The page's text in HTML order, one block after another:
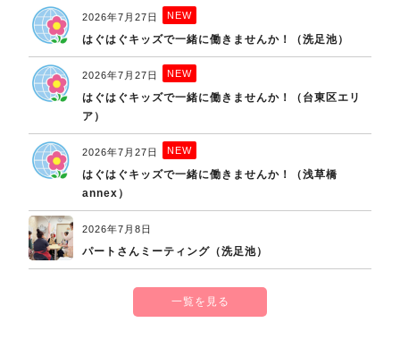
2026年7月27日 NEW
はぐはぐキッズで一緒に働きませんか！（洗足池）
2026年7月27日 NEW
はぐはぐキッズで一緒に働きませんか！（台東区エリ
ア）
2026年7月27日 NEW
はぐはぐキッズで一緒に働きませんか！（浅草橋
annex）
2026年7月8日
パートさんミーティング（洗足池）
一覧を見る